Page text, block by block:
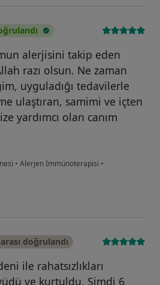
alerjisini takip eden
razı olsun. Ne zaman
uyguladığı tedavilerle
ulaştıran, samimi ve içten
yardımcı olan canım
• Alerjen Immünoterapisi •
doğrulandı
ile rahatsızlıkları
ve kurtuldu. Şimdi 6